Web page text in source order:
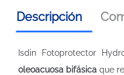
Descripción
Isdin Fotoprotector
oleoacuosa bifásica que